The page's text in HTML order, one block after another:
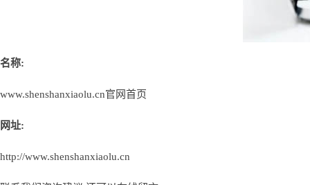
名称:
www.shenshanxiaolu.cn官网首页
网址:
http://www.shenshanxiaolu.cn